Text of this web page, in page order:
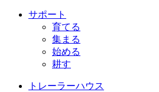
サポート
育てる
集まる
始める
耕す
トレーラーハウス